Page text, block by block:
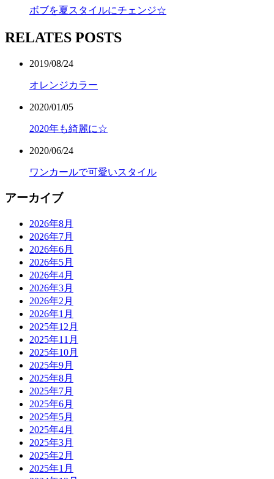
ボブを夏スタイルにチェンジ☆
RELATES POSTS
2019/08/24
オレンジカラー
2020/01/05
2020年も綺麗に☆
2020/06/24
ワンカールで可愛いスタイル
アーカイブ
2026年8月
2026年7月
2026年6月
2026年5月
2026年4月
2026年3月
2026年2月
2026年1月
2025年12月
2025年11月
2025年10月
2025年9月
2025年8月
2025年7月
2025年6月
2025年5月
2025年4月
2025年3月
2025年2月
2025年1月